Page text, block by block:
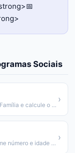
Sociais
Simule se você tem direito ao Bolsa Família e calcule o valor.
›
Calcule o adicional do Bolsa Família conforme número e idade dos filhos.
›